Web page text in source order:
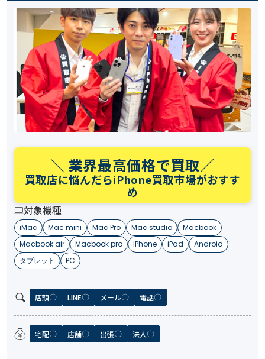
＼ 業界最高価格で買取／
買取店に悩んだらiPhone買取市場がおすす
め
対象機種
iMac Mac mini Mac Pro Mac studio
Macbook
Macbook air
Macbook pro iPhone iPad
Android
タブレット
PC
店頭 LINE メール 電話
宅配 店舗 出張 法人